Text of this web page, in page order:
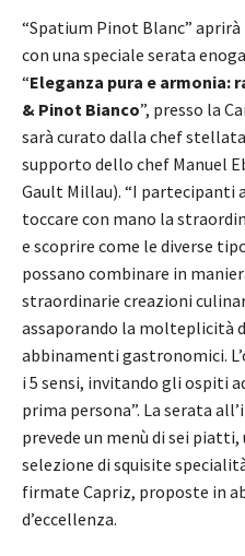
“Spatium Pinot Blanc”
con una speciale serata
“Eleganza pura e armonia:
& Pinot Bianco”, presso la
sarà curato dalla chef
supporto dello chef Manuel
Gault Millau). “I partecipanti
toccare con mano la
e scoprire come le diverse
possano combinare in
straordinarie creazioni
assaporando la molteplicità
abbinamenti gastronomici.
i 5 sensi, invitando gli ospiti
prima persona”. La serata
prevede un menù di sei piatti,
selezione di squisite
firmate Capriz, proposte in
d’eccellenza.